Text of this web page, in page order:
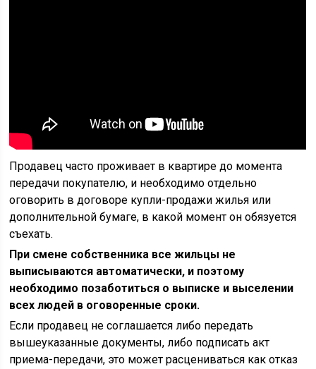
Продавец часто проживает в квартире до момента
передачи покупателю, и необходимо отдельно
оговорить в договоре купли-продажи жилья или
дополнительной бумаге, в какой момент он обязуется
съехать.
При смене собственника все жильцы не
выписываются автоматически, и поэтому
необходимо позаботиться о выписке и выселении
всех людей в оговоренные сроки.
Если продавец не соглашается либо передать
вышеуказанные документы, либо подписать акт
приема-передачи, это может расцениваться как отказ